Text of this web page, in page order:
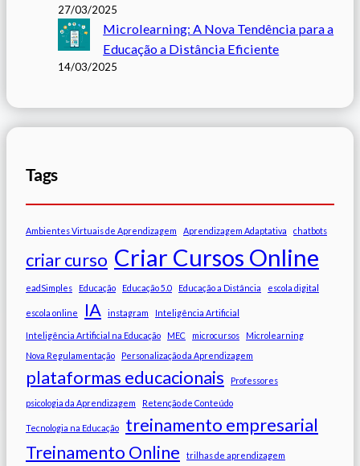
27/03/2025
Microlearning: A Nova Tendência para a
Educação a Distância Eficiente
14/03/2025
Tags
Ambientes Virtuais de Aprendizagem Aprendizagem Adaptativa chatbots
criar curso Criar Cursos Online
eadSimples Educação Educação 5.0 Educação a Distância escola digital
escola online IA instagram Inteligência Artificial
Inteligência Artificial na Educação MEC microcursos
Microlearning
Nova Regulamentação
Personalização da Aprendizagem
plataformas educacionais Professores
psicologia da Aprendizagem Retenção de Conteúdo
Tecnologia na Educação
treinamento empresarial
Treinamento Online
trilhas de aprendizagem